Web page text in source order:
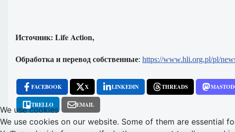
Источник: Life Action,
Обработка и перевод собственные: https://www.hli.org.pl/pl/
FACEBOOK X LINKEDIN THREADS
TRELLO EMAIL
We use cookies
We use cookies on our website. Some of them are essential